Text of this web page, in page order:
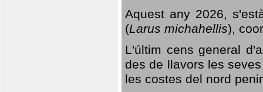
Aquest any 2026,
(Larus michahellis),
L'últim cens general
des de llavors les
les costes del nord